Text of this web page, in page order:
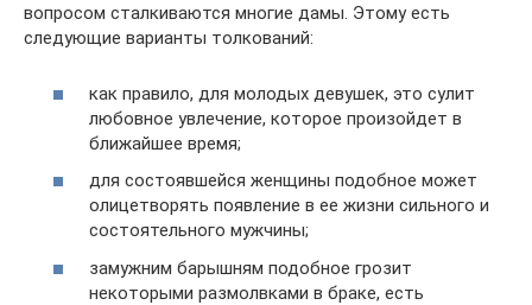
вопросом сталкиваются многие дамы. Этому есть
следующие варианты толкований:
как правило, для молодых девушек, это сулит
любовное увлечение, которое произойдет в
ближайшее время;
для состоявшейся женщины подобное может
олицетворять появление в ее жизни сильного и
состоятельного мужчины;
замужним барышням подобное грозит
некоторыми размолвками в браке, есть